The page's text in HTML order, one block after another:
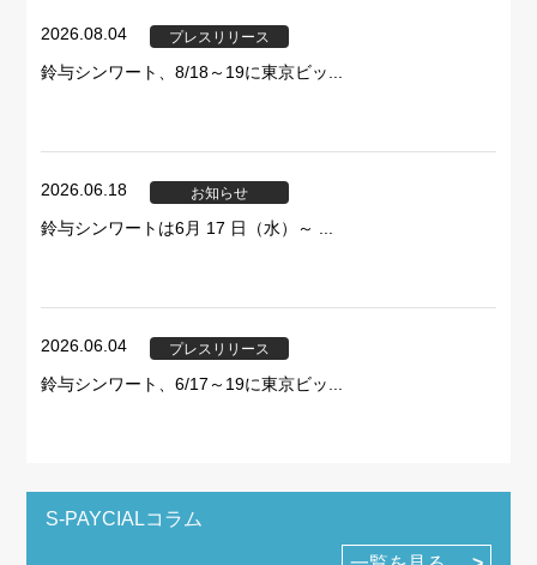
2026.08.04 プレスリリース
鈴与シンワート、8/18～19に東京ビッ...
2026.06.18 お知らせ
鈴与シンワートは6月 17 日（水）～ ...
2026.06.04 プレスリリース
鈴与シンワート、6/17～19に東京ビッ...
S-PAYCIALコラム